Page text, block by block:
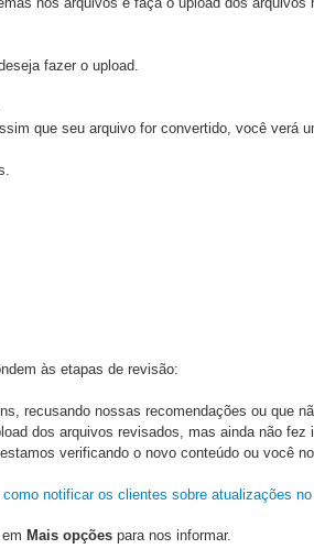
fazer o upload.
que seu arquivo for convertido, você verá
às etapas de revisão:
recusando nossas recomendações ou que
dos arquivos revisados, mas ainda não fez
verificando o novo conteúdo ou você
como notificar os clientes sobre atualizações
Mais opções para nos informar.